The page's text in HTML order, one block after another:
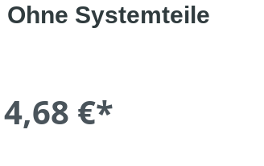
Ohne Systemteile
€*